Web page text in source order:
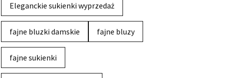
Eleganckie sukienki wyprzedaż
fajne bluzki damskie fajne bluzy
fajne sukienki